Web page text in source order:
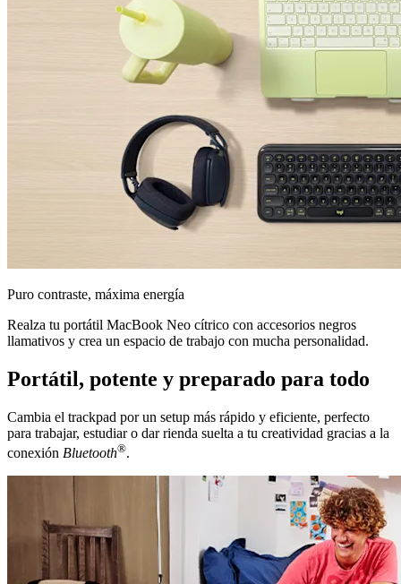
Puro contraste, máxima energía
Realza tu portátil MacBook Neo cítrico con accesorios negros
llamativos y crea un espacio de trabajo con mucha personalidad.
Portátil, potente y preparado para todo
Cambia el trackpad por un setup más rápido y eficiente, perfecto
para trabajar, estudiar o dar rienda suelta a tu creatividad gracias a la
conexión Bluetooth®.